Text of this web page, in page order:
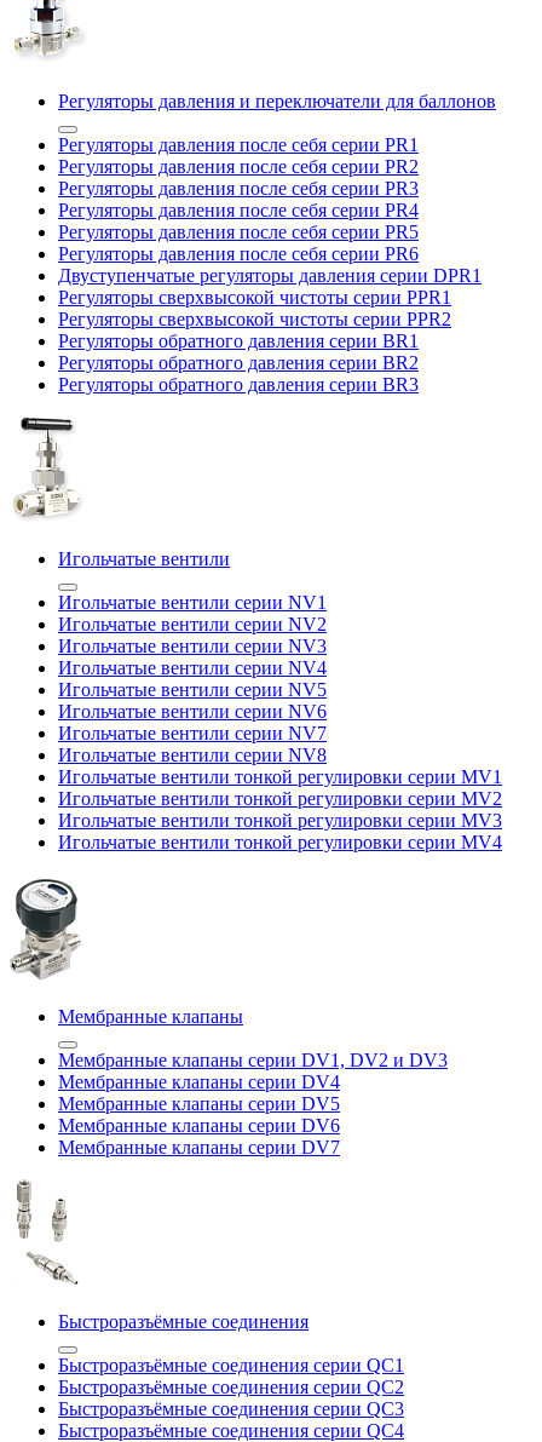
Регуляторы давления и переключатели для баллонов
Регуляторы давления после себя серии PR1
Регуляторы давления после себя серии PR2
Регуляторы давления после себя серии PR3
Регуляторы давления после себя серии PR4
Регуляторы давления после себя серии PR5
Регуляторы давления после себя серии PR6
Двуступенчатые регуляторы давления серии DPR1
Регуляторы сверхвысокой чистоты серии PPR1
Регуляторы сверхвысокой чистоты серии PPR2
Регуляторы обратного давления серии BR1
Регуляторы обратного давления серии BR2
Регуляторы обратного давления серии BR3
Игольчатые вентили
Игольчатые вентили серии NV1
Игольчатые вентили серии NV2
Игольчатые вентили серии NV3
Игольчатые вентили серии NV4
Игольчатые вентили серии NV5
Игольчатые вентили серии NV6
Игольчатые вентили серии NV7
Игольчатые вентили серии NV8
Игольчатые вентили тонкой регулировки серии MV1
Игольчатые вентили тонкой регулировки серии MV2
Игольчатые вентили тонкой регулировки серии MV3
Игольчатые вентили тонкой регулировки серии MV4
Мембранные клапаны
Мембранные клапаны серии DV1, DV2 и DV3
Мембранные клапаны серии DV4
Мембранные клапаны серии DV5
Мембранные клапаны серии DV6
Мембранные клапаны серии DV7
Быстроразъёмные соединения
Быстроразъёмные соединения серии QC1
Быстроразъёмные соединения серии QC2
Быстроразъёмные соединения серии QC3
Быстроразъёмные соединения серии QC4